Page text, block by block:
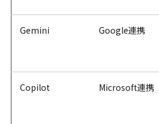
Gemini Google連携
Copilot Microsoft連携